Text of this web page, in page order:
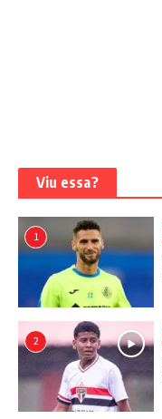
Viu essa?
1
2